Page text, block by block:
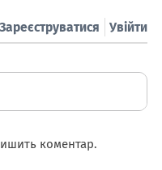
Увійти
Зареєструватися
коментар.